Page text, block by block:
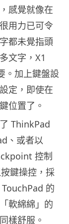
感覺就像在
用力已可令
都未覺指頭
文字，X1
。加上鍵盤設
定，即使在
位置了。
ThinkPad
、或者以
控制
鍵操控，採
的
軟綿綿」的
樣舒服。